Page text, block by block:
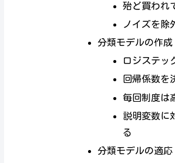
殆ど買われ
ノイズを除
分類モデルの作成
ロジステッ
回帰係数を
毎回制度は
説明変数に
る
分類モデルの適応